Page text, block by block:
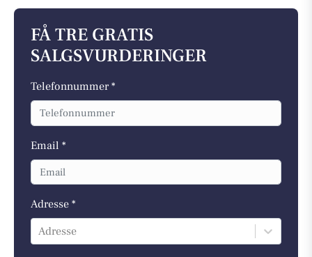
FÅ TRE GRATIS
SALGSVURDERINGER
Telefonnummer *
Email *
Adresse *
Adresse